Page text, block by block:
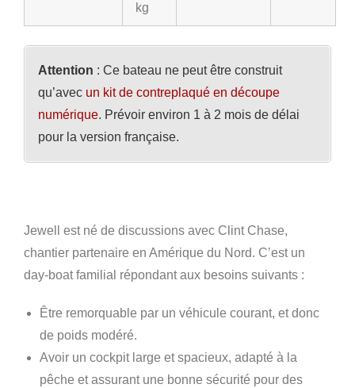
kg
Attention : Ce bateau ne peut être construit
qu’avec un kit de contreplaqué en découpe
numérique. Prévoir environ 1 à 2 mois de délai
pour la version française.
Jewell est né de discussions avec Clint Chase,
chantier partenaire en Amérique du Nord. C’est un
day-boat familial répondant aux besoins suivants :
Être remorquable par un véhicule courant, et donc
de poids modéré.
Avoir un cockpit large et spacieux, adapté à la
pêche et assurant une bonne sécurité pour des